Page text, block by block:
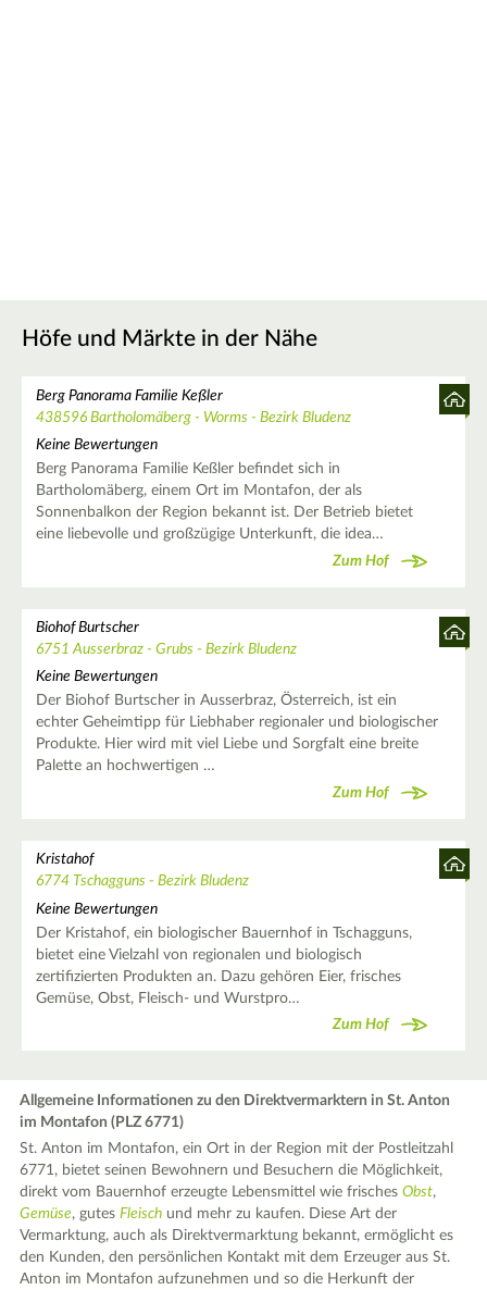
Höfe und Märkte in der Nähe
Berg Panorama Familie Keßler
438596 Bartholomäberg - Worms - Bezirk Bludenz
Keine Bewertungen
Berg Panorama Familie Keßler befindet sich in
Bartholomäberg, einem Ort im Montafon, der als
Sonnenbalkon der Region bekannt ist. Der Betrieb bietet
eine liebevolle und großzügige Unterkunft, die idea…
Zum Hof
Biohof Burtscher
6751 Ausserbraz - Grubs - Bezirk Bludenz
Keine Bewertungen
Der Biohof Burtscher in Ausserbraz, Österreich, ist ein
echter Geheimtipp für Liebhaber regionaler und biologischer
Produkte. Hier wird mit viel Liebe und Sorgfalt eine breite
Palette an hochwertigen …
Zum Hof
Kristahof
6774 Tschagguns - Bezirk Bludenz
Keine Bewertungen
Der Kristahof, ein biologischer Bauernhof in Tschagguns,
bietet eine Vielzahl von regionalen und biologisch
zertifizierten Produkten an. Dazu gehören Eier, frisches
Gemüse, Obst, Fleisch- und Wurstpro…
Zum Hof
Allgemeine Informationen zu den Direktvermarktern in St. Anton
im Montafon (PLZ 6771)
St. Anton im Montafon, ein Ort in der Region mit der Postleitzahl
6771, bietet seinen Bewohnern und Besuchern die Möglichkeit,
direkt vom Bauernhof erzeugte Lebensmittel wie frischesObst,
Gemüse, gutesFleisch und mehr zu kaufen. Diese Art der
Vermarktung, auch als Direktvermarktung bekannt, ermöglicht es
den Kunden, den persönlichen Kontakt mit dem Erzeuger aus St.
Anton im Montafon aufzunehmen und so die Herkunft der